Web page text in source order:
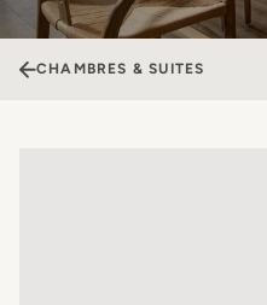
CHAMBRES & SUITES